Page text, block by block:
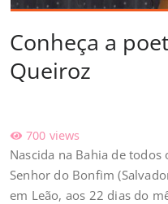
Conheça a
Queiroz
700 views
Nascida na Bahia de todos
Senhor do Bonfim
em Leão, aos 22 dias do